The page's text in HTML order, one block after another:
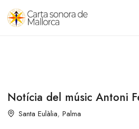
Notícia del músic Antoni
Santa Eulàlia, Palma